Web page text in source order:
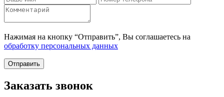
Нажимая на кнопку “Отправить”, Вы соглашаетесь на
обработку персональных данных
Отправить
Заказать звонок